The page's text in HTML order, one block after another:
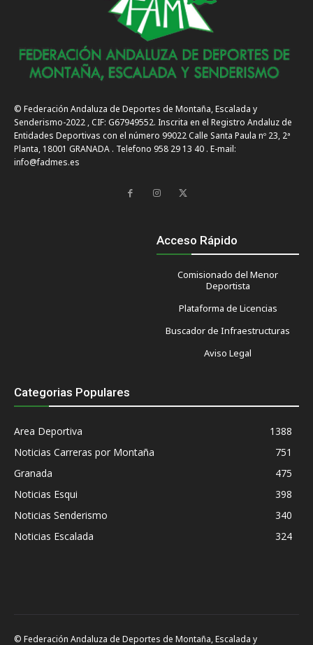
© Federación Andaluza de Deportes de Montaña, Escalada y
Senderismo-2022 , CIF: G67949552. Inscrita en el Registro Andaluz de
Entidades Deportivas con el número 99022 Calle Santa Paula nº 23, 2ª
Planta, 18001 GRANADA . Telefono 958 29 13 40 . E-mail:
info@fadmes.es
Acceso Rápido
Comisionado del Menor
Deportista
Plataforma de Licencias
Buscador de Infraestructuras
Aviso Legal
Categorias Populares
Area Deportiva
1388
Noticias Carreras por Montaña
751
Granada
475
Noticias Esqui
398
Noticias Senderismo
340
Noticias Escalada
324
© Federación Andaluza de Deportes de Montaña, Escalada y